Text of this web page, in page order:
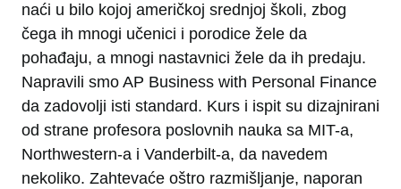
naći u bilo kojoj američkoj srednjoj školi, zbog
čega ih mnogi učenici i porodice žele da
pohađaju, a mnogi nastavnici žele da ih predaju.
Napravili smo AP Business with Personal Finance
da zadovolji isti standard. Kurs i ispit su dizajnirani
od strane profesora poslovnih nauka sa MIT-a,
Northwestern-a i Vanderbilt-a, da navedem
nekoliko. Zahtevaće oštro razmišljanje, naporan